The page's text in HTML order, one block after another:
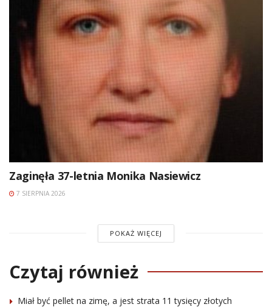
Zaginęła 37-letnia Monika Nasiewicz
7 SIERPNIA 2026
POKAŻ WIĘCEJ
Czytaj również
Miał być pellet na zimę, a jest strata 11 tysięcy złotych